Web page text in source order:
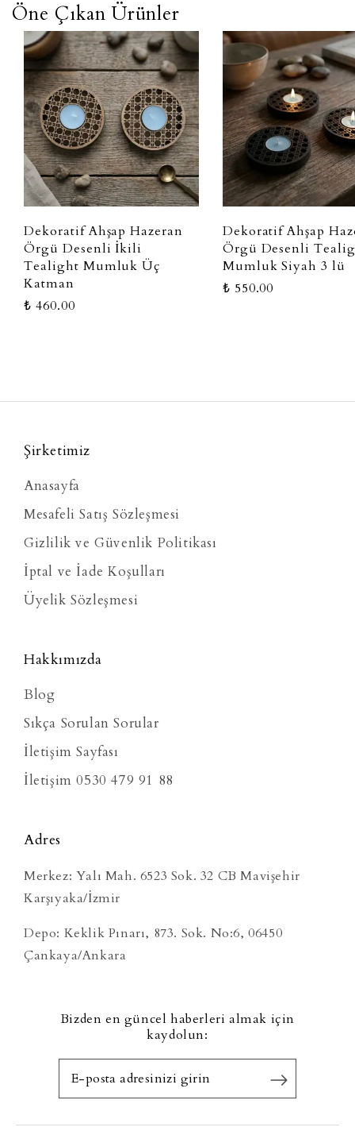
Öne Çıkan Ürünler
Dekoratif Ahşap Hazeran
Örgü Desenli İkili
Tealight Mumluk Üç
Katman
₺ 460.00
Dekoratif Ahşap
Örgü Desenli
Mumluk Siyah 3 lü
₺ 550.00
Şirketimiz
Anasayfa
Mesafeli Satış Sözleşmesi
Gizlilik ve Güvenlik Politikası
İptal ve İade Koşulları
Üyelik Sözleşmesi
Hakkımızda
Blog
Sıkça Sorulan Sorular
İletişim Sayfası
İletişim 0530 479 91 88
Adres
Merkez: Yalı Mah. 6523 Sok. 32 CB Mavişehir
Karşıyaka/İzmir
Depo: Keklik Pınarı, 873. Sok. No:6, 06450
Çankaya/Ankara
Bizden en güncel haberleri almak için
kaydolun: